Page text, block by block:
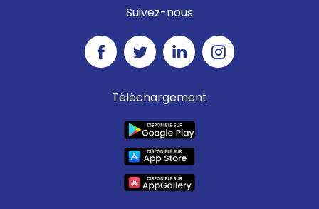
Suivez-nous
Téléchargement